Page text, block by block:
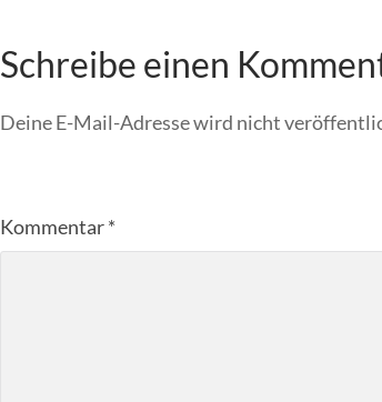
Schreibe einen
Deine E-Mail-Adresse wird nicht
Kommentar*